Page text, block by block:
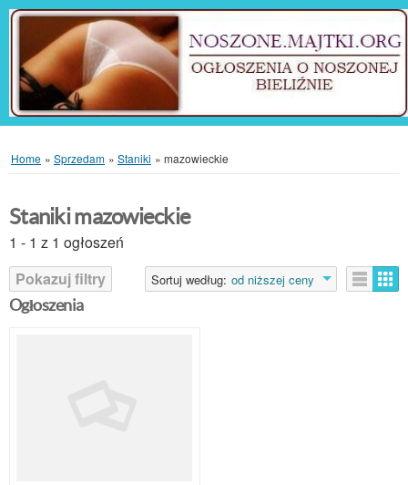
Home » Sprzedam » Staniki » mazowieckie
Staniki mazowieckie
1 - 1 z 1 ogłoszeń
Pokazuj filtry
Sortuj według: od niższej ceny
Ogłoszenia